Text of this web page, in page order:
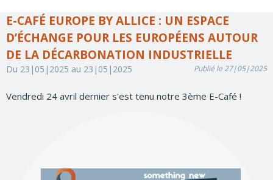
E-CAFÉ EUROPE BY ALLICE : UN ESPACE
D’ÉCHANGE POUR LES EUROPÉENS AUTOUR
DE LA DÉCARBONATION INDUSTRIELLE
Du 23|05|2025 au 23|05|2025 Publié le 27|05|2025
Vendredi 24 avril dernier s'est tenu notre 3ème E-Café !